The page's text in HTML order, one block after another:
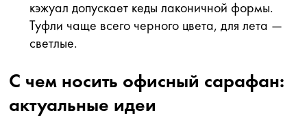
кэжуал допускает кеды лаконичной формы.
Туфли чаще всего черного цвета, для лета —
светлые.
С чем носить офисный сарафан:
актуальные идеи